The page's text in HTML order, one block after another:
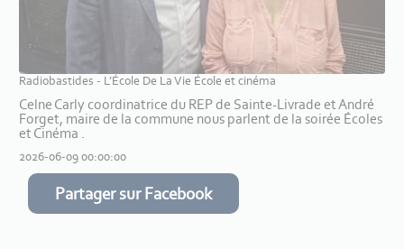
Radiobastides - L’École De La Vie École et cinéma
Celne Carly coordinatrice du REP de Sainte-Livrade et André
Forget, maire de la commune nous parlent de la soirée Écoles
et Cinéma .
2026-06-09 00:00:00
Partager sur Facebook